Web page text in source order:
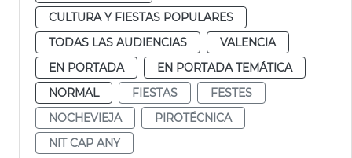
CULTURA Y FIESTAS POPULARES
TODAS LAS AUDIENCIAS
VALENCIA
EN PORTADA
EN PORTADA TEMÁTICA
NORMAL
FIESTAS
FESTES
NOCHEVIEJA
PIROTÉCNICA
NIT CAP ANY